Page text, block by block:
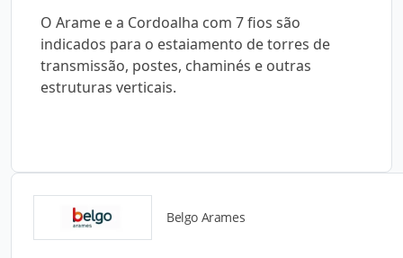
O Arame e a Cordoalha com 7 fios são
indicados para o estaiamento de torres de
transmissão, postes, chaminés e outras
estruturas verticais.
Belgo Arames
Catálogos para Download